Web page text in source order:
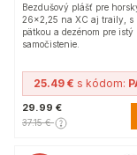
Bezdušový plášť pre
26x2,25 na XC aj traily, s
pätkou a dezénom pre istý
samočistenie.
25.49 € s kódom:
29.99 €
37.15 €